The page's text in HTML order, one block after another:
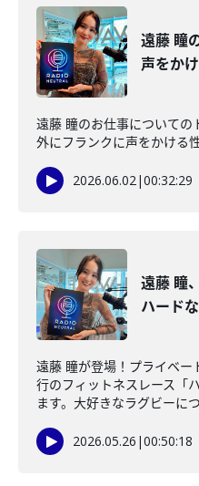
遠藤 瞳
声をか
遠藤 瞳のお仕事についての
外にフランクに声をかける
2026.06.02|00:32:29
遠藤 瞳
ハード
遠藤 瞳が登場！プライベー
行のフィットネスレース「
ます。大好きなラグビーに
2026.05.26 |00:50:18